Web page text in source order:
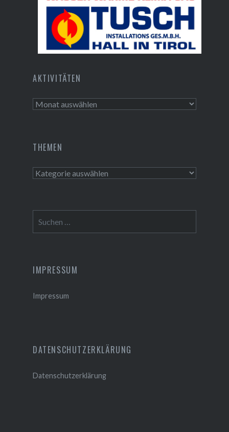
AKTIVITÄTEN
Aktivitäten
THEMEN
Themen
nach:
IMPRESSUM
Impressum
DATENSCHUTZERKLÄRUNG
Datenschutzerklärung